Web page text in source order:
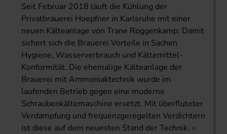
Seit Februar 2018 läuft die Kühlung der
Privatbrauerei Hoepfner in Karlsruhe mit einer
neuen Kälteanlage von Trane Roggenkamp. Damit
sichert sich die Brauerei Vorteile in Sachen
Hygiene, Wasserverbrauch und Kältemittel-
Konformität. Die ehemalige Kälteanlage der
Brauerei mit Ammoniaktechnik wurde im
laufenden Betrieb gegen eine moderne
Schraubenkältemaschine ersetzt. Mit überfluteter
Verdampfung und frequenzgeregelten Verdichtern
ist diese auf dem neuesten Stand der Technik.